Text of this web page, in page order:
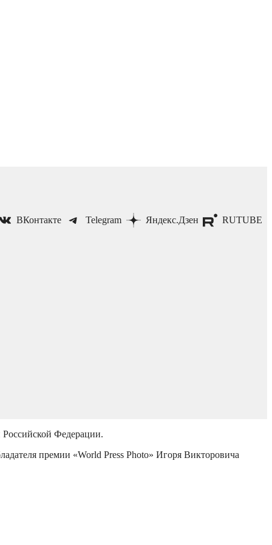
ВКонтакте Telegram Яндекс.Дзен RUTUBE
Федерации.
премии «World Press Photo» Игоря Викторовича